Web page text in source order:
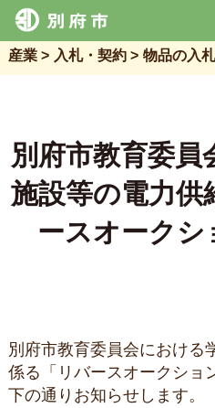
産業 入札・契約 物品の入札
別府市教育委
施設等の電力供
ースオークシ
別府市教育委員会における
係る「リバースオークショ
下の通りお知らせします。